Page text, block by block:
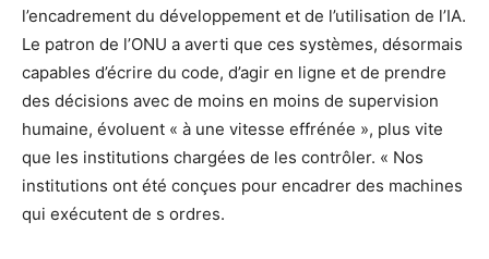
l’encadrement du développement et de l’utilisation de l’IA.
Le patron de l’ONU a averti que ces systèmes, désormais
capables d’écrire du code, d’agir en ligne et de prendre
des décisions avec de moins en moins de supervision
humaine, évoluent « à une vitesse effrénée », plus vite
que les institutions chargées de les contrôler. « Nos
institutions ont été conçues pour encadrer des machines
qui exécutent de s ordres.